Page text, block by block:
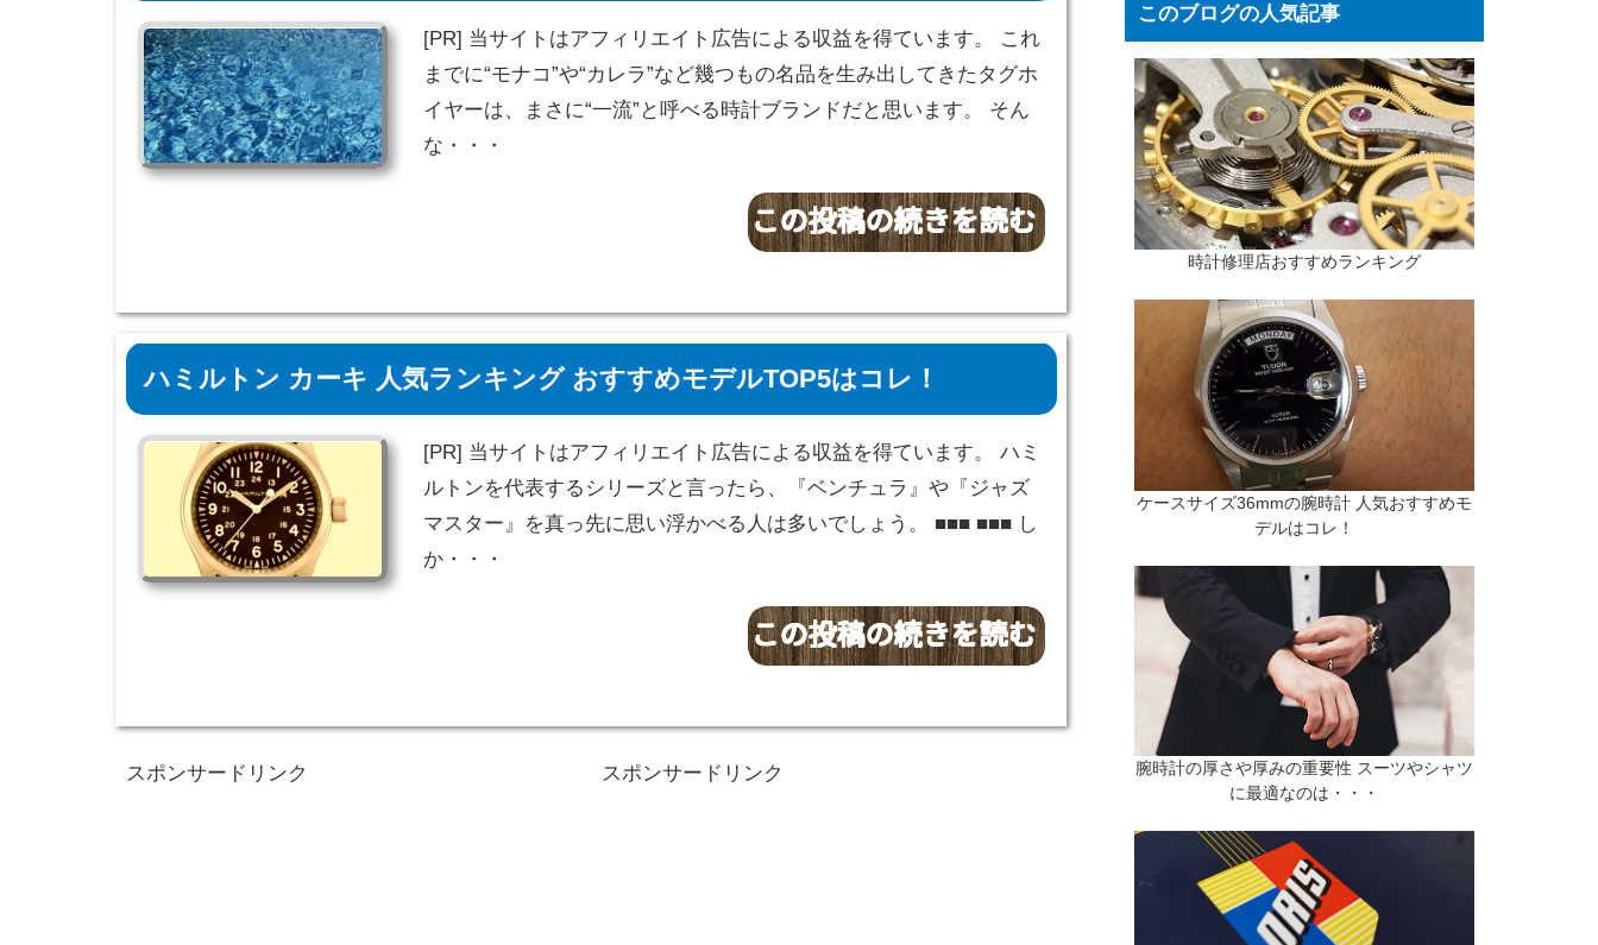
[PR] 当サイトはアフィリエイト広告による収益を得ています。 これ
までに“モナコ”や“カレラ”など幾つもの名品を生み出してきたタグホ
イヤーは、まさに“一流”と呼べる時計ブランドだと思います。 そん
な・・・
ハミルトン カーキ 人気ランキング おすすめモデルTOP5はコレ！
[PR] 当サイトはアフィリエイト広告による収益を得ています。 ハミ
ルトンを代表するシリーズと言ったら、『ベンチュラ』や『ジャズ
マスター』を真っ先に思い浮かべる人は多いでしょう。 ■■■ ■■■ し
か・・・
スポンサードリンク スポンサードリンク
このブログの人気記事
時計修理店おすすめランキング
ケースサイズ36mmの腕時計 人気おすすめモ
デルはコレ！
腕時計の厚さや厚みの重要性 スーツやシャツ
に最適なのは・・・